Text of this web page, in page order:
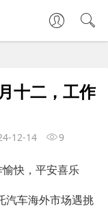
十二，工作
12-14 9
快，平安喜乐
汽车海外市场遇挑